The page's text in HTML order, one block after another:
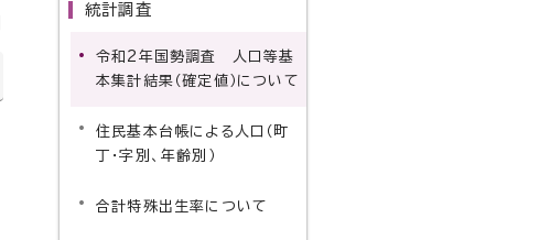
統計調査
令和2年国勢調査 人口等基
本集計結果（確定値）について
住民基本台帳による人口（町
丁・字別、年齢別）
合計特殊出生率について